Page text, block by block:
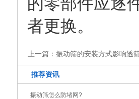
者更换。
上一篇： 振动筛的安装方式影响透
推荐资讯
振动筛怎么防堵网?